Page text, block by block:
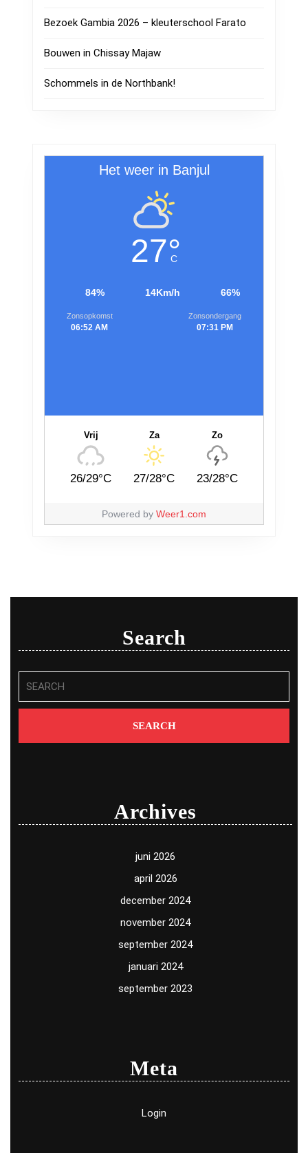
Bezoek Gambia 2026 – kleuterschool Farato
Bouwen in Chissay Majaw
Schommels in de Northbank!
Het weer in Banjul
27°
C
84% 14Km/h 66%
Zonsopkomst
06:52 AM
Zonsondergang
07:31 PM
Vrij
26/29°C
Za
27/28°C
Zo
23/28°C
Powered by Weer1.com
Search
for:
Archives
juni 2026
april 2026
december 2024
november 2024
september 2024
januari 2024
september 2023
Meta
Login